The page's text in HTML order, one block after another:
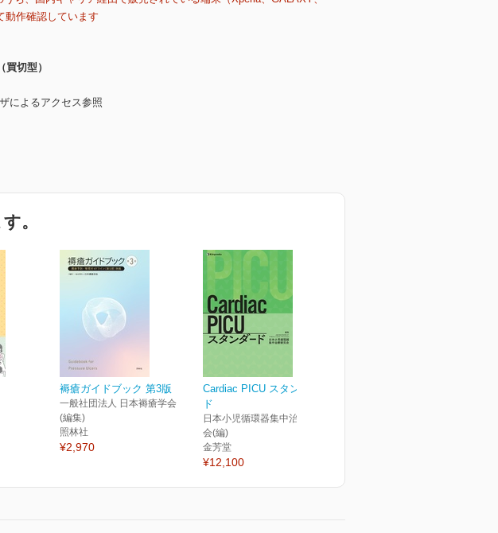
動作確認しています
切型）
によるアクセス参照
。
褥瘡ガイドブック 第3版
一般社団法人 日本褥瘡学会
(編集)
照林社
¥2,970
Cardiac PICU スタンダー
ド
日本小児循環器集中治療研究
会(編)
金芳堂
¥12,100